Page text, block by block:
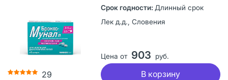
29
Длинный срок
Лек д.д., Словения
Цена от 903 руб.
В корзину